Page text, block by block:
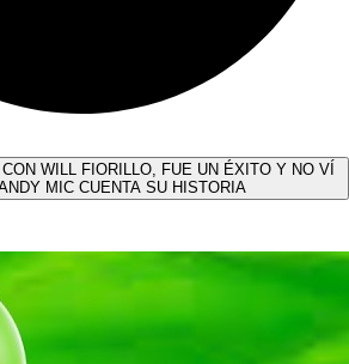
CON WILL FIORILLO, FUE UN ÉXITO Y NO VÍ
MIC CUENTA SU HISTORIA